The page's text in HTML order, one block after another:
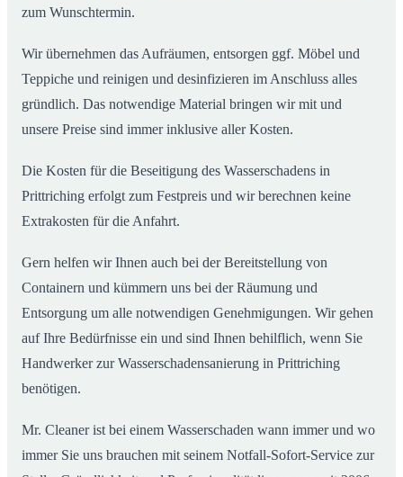
zum Wunschtermin.
Wir übernehmen das Aufräumen, entsorgen ggf. Möbel und
Teppiche und reinigen und desinfizieren im Anschluss alles
gründlich. Das notwendige Material bringen wir mit und
unsere Preise sind immer inklusive aller Kosten.
Die Kosten für die Beseitigung des Wasserschadens in
Prittriching erfolgt zum Festpreis und wir berechnen keine
Extrakosten für die Anfahrt.
Gern helfen wir Ihnen auch bei der Bereitstellung von
Containern und kümmern uns bei der Räumung und
Entsorgung um alle notwendigen Genehmigungen. Wir gehen
auf Ihre Bedürfnisse ein und sind Ihnen behilflich, wenn Sie
Handwerker zur Wasserschadensanierung in Prittriching
benötigen.
Mr. Cleaner ist bei einem Wasserschaden wann immer und wo
immer Sie uns brauchen mit seinem Notfall-Sofort-Service zur